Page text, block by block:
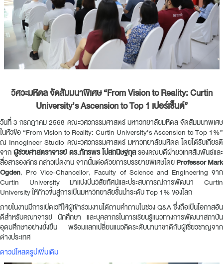
วิศวะมหิดล จัดสัมมนาพิเศษ “From Vision to Reality: Curtin
University’s Ascension to Top 1 เปอร์เซ็นต์”
วันที่ 3 กรกฎาคม 2568 คณะวิศวกรรมศาสตร์ มหาวิทยาลัยมหิดล จัดสัมมนาพิเศษ
ในหัวข้อ “From Vision to Reality: Curtin University’s Ascension to Top 1%”
ณ Innogineer Studio คณะวิศวกรรมศาสตร์ มหาวิทยาลัยมหิดล โดยได้รับเกียรติ
จากผู้ช่วยศาสตราจารย์ ดร.ภัทรพร โปสกนิษฐกุลรองคณบดีฝ่ายวิเทศสัมพันธ์และ
สื่อสารองค์กร กล่าวเปิดงาน จากนั้นต่อด้วยการบรรยายพิเศษโดยProfessor Mark
Ogden, Pro Vice-Chancellor, Faculty of Science and Engineering จาก
Curtin University มาแบ่งปันวิสัยทัศน์และประสบการณ์การพัฒนา Curtin
University ให้ก้าวขึ้นสู่การเป็นมหาวิทยาลัยชั้นนำระดับ Top 1% ของโลก
ภายในงานมีการเปิดเวทีให้ผู้เข้าร่วมงานได้ถามคำถามในช่วง Q&A ซึ่งถือเป็นโอกาสอัน
ดีสำหรับคณาจารย์ นักศึกษา และบุคลากรในการเรียนรู้แนวทางการพัฒนาสถาบัน
อุดมศึกษาอย่างยั่งยืน พร้อมแลกเปลี่ยนแนวคิดระดับนานาชาติกับผู้เชี่ยวชาญจาก
ต่างประเทศ
ดาวน์โหลดรูปเพิ่มเติม